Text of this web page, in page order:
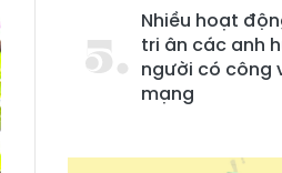
Nhiều hoạt
tri ân các anh
người có công
mạng